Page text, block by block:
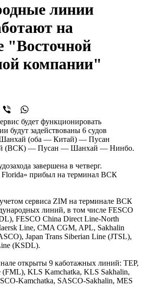
линии
на
"Восточной
компании"
будет функционировать
будут задействованы 6 судов
(оба — Китай) — Пусан
(ВСК) — Пусан — Шанхай — Нинбо.
завершена в четверг.
Florida» прибыл на терминал ВСК
сервиса ZIM на терминале ВСК
линий, в том числе FESCO
FESCO China Direct Line-North
Line, CMA CGM, APL, Sakhalin
Japan Trans Siberian Line (JTSL),
(KSDL).
открыты 9 каботажных линий: TEP,
(FML), KLS Kamchatka, KLS Sakhalin,
Kamchatka, SASCO-Sakhalin, MES